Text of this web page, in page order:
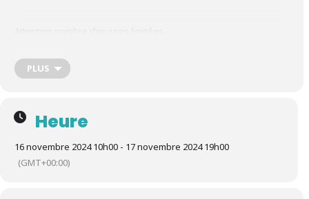
Ensemble, faisons de cet événement un succès retentissant !
Entrée payante sur réservation le vendredi 15 novembre à partir
de 17 h donnant droit à une
Entrée libre samedi / dimanche de 10h à 19h.
PLUS
Heure
16 novembre 2024 10h00 - 17 novembre 2024 19h00
(GMT+00:00)